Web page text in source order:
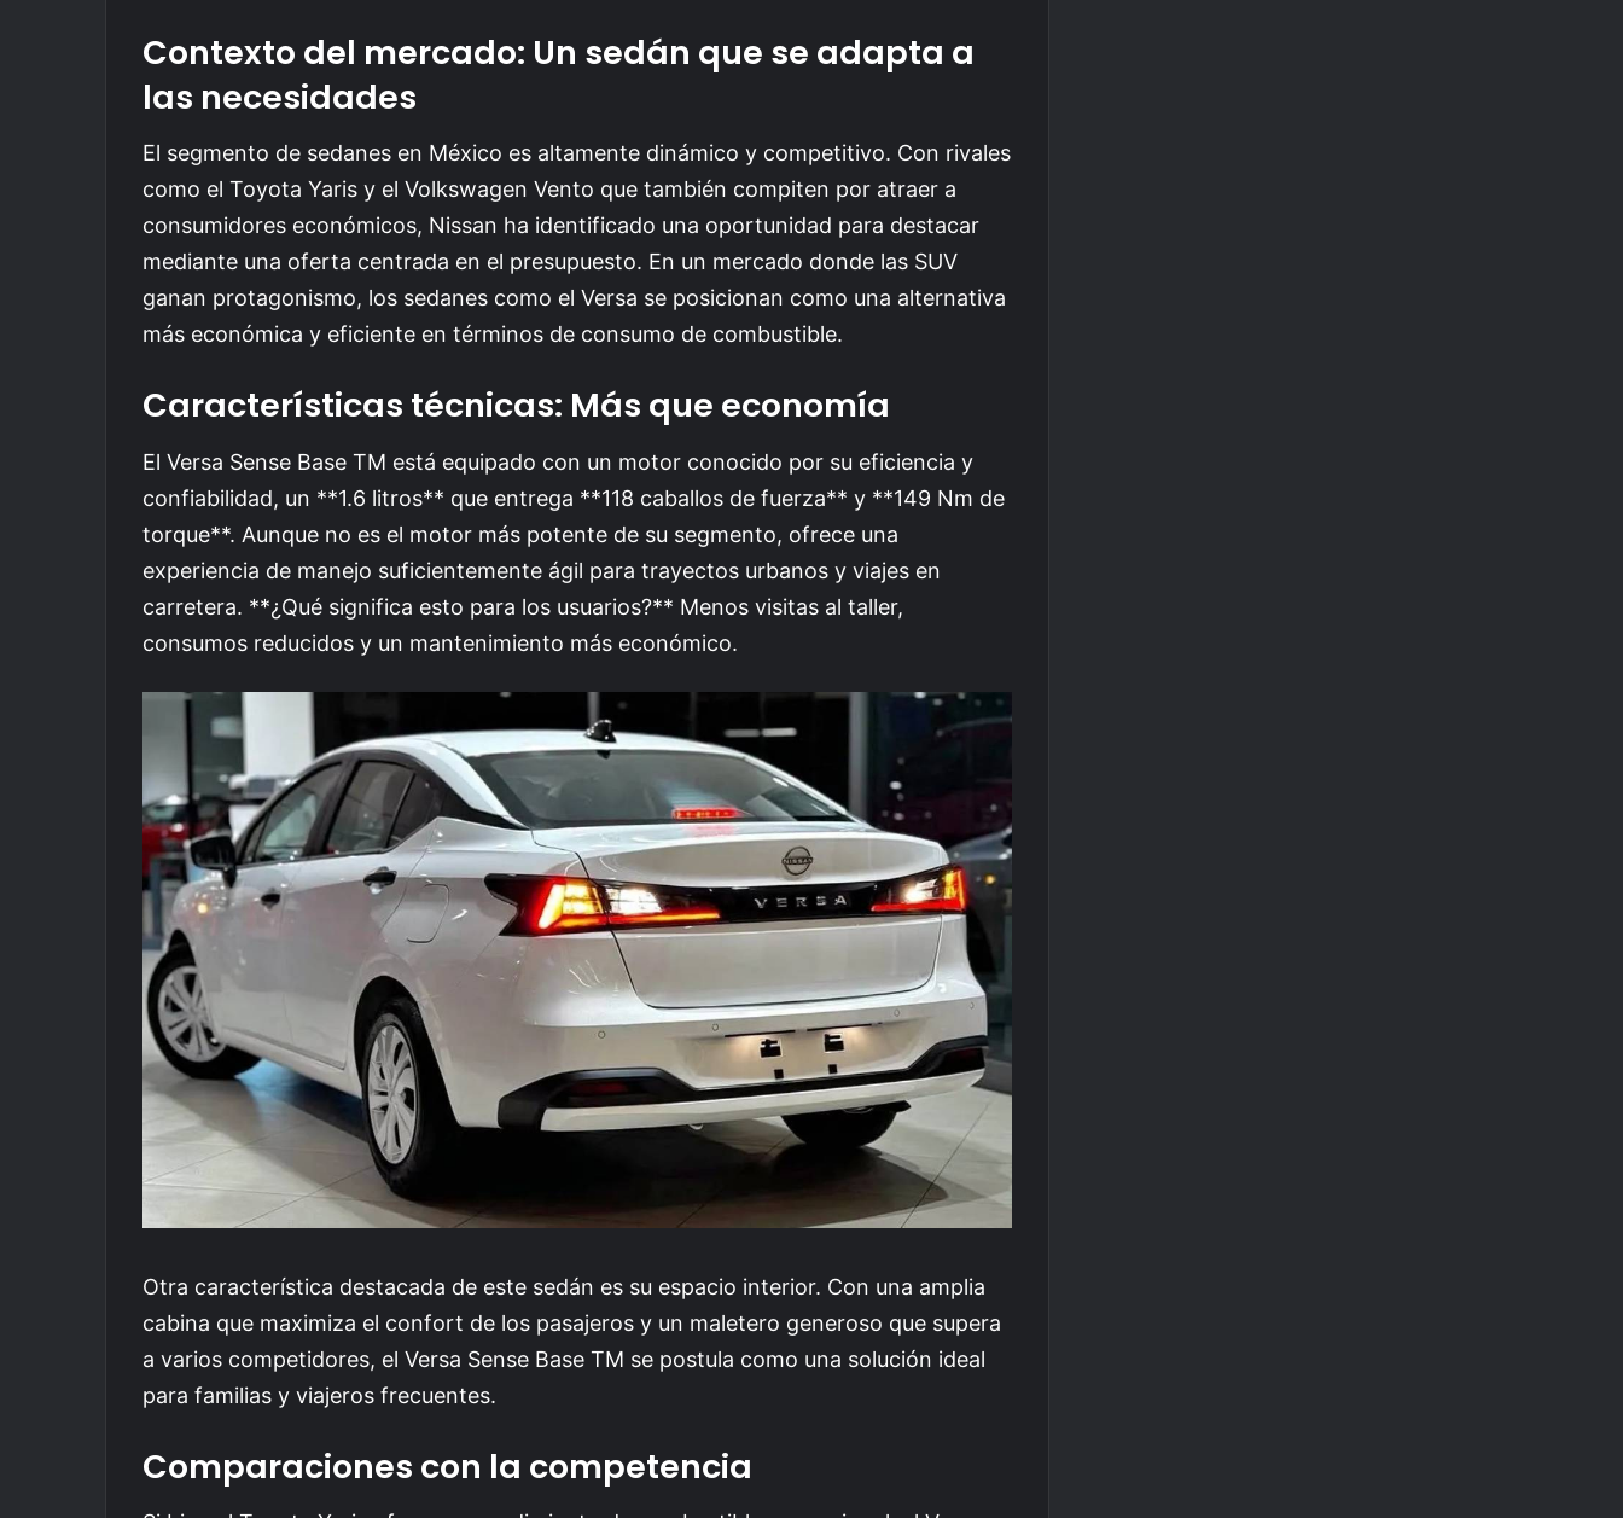
Contexto del mercado: Un sedán que se adapta a
las necesidades
El segmento de sedanes en México es altamente dinámico y competitivo. Con rivales
como el Toyota Yaris y el Volkswagen Vento que también compiten por atraer a
consumidores económicos, Nissan ha identificado una oportunidad para destacar
mediante una oferta centrada en el presupuesto. En un mercado donde las SUV
ganan protagonismo, los sedanes como el Versa se posicionan como una alternativa
más económica y eficiente en términos de consumo de combustible.
Características técnicas: Más que economía
El Versa Sense Base TM está equipado con un motor conocido por su eficiencia y
confiabilidad, un **1.6 litros** que entrega **118 caballos de fuerza** y **149 Nm de
torque**. Aunque no es el motor más potente de su segmento, ofrece una
experiencia de manejo suficientemente ágil para trayectos urbanos y viajes en
carretera. **¿Qué significa esto para los usuarios?** Menos visitas al taller,
consumos reducidos y un mantenimiento más económico.
Otra característica destacada de este sedán es su espacio interior. Con una amplia
cabina que maximiza el confort de los pasajeros y un maletero generoso que supera
a varios competidores, el Versa Sense Base TM se postula como una solución ideal
para familias y viajeros frecuentes.
Comparaciones con la competencia